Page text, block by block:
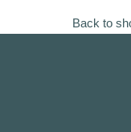
Back to